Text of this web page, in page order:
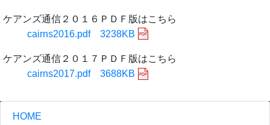
ケアンズ通信２０１６ＰＤＦ版はこちら
cairns2016.pdf 3238KB
ケアンズ通信２０１７ＰＤＦ版はこちら
cairns2017.pdf 3688KB
HOME